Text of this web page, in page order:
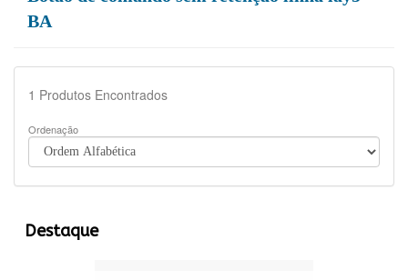
BA
1 Produtos Encontrados
Ordenação
Destaque